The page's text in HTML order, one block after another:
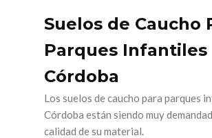
Suelos de Caucho
Parques Infantiles
Córdoba
Los suelos de caucho para parques
Córdoba están siendo muy
calidad de su material.